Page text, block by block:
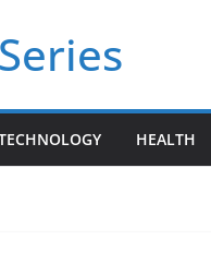
HEALTH